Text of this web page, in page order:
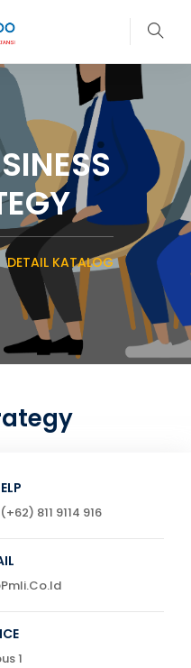
DETAIL KATALOG
811 9114 916
1